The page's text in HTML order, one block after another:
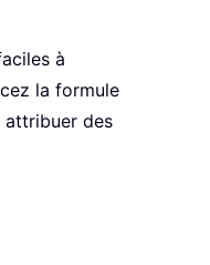
à
la formule
attribuer des